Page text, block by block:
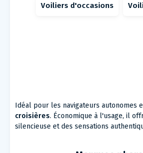
Voiliers d'occasions
Idéal pour les navigateurs autonomes
croisières. Économique à l'usage, il
silencieuse et des sensations